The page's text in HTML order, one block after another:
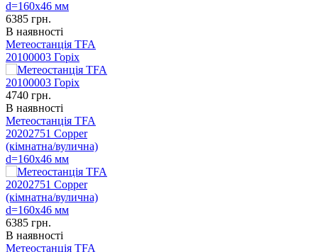
6385 грн.
В наявності
Метеостанція TFA
20100003 Горіх
4740 грн.
В наявності
Метеостанція TFA
20202751 Copper
(кімнатна/вулична)
d=160х46 мм
6385 грн.
В наявності
Метеостанція TFA